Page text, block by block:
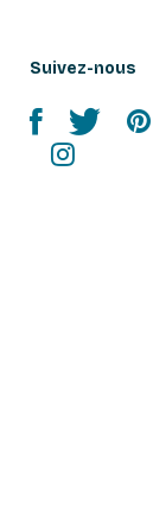
Suivez-nous